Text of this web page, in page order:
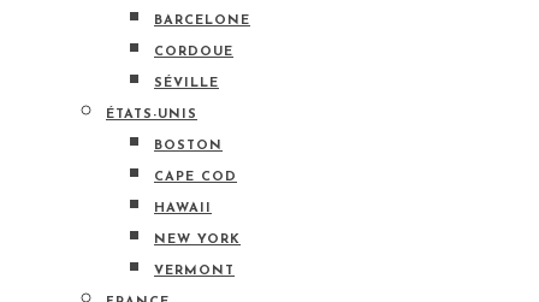
BARCELONE
CORDOUE
SÉVILLE
ÉTATS-UNIS
BOSTON
CAPE COD
HAWAII
NEW YORK
VERMONT